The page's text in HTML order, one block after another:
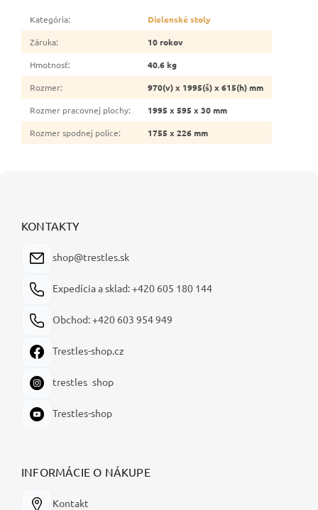
Kategória:
Dielenské stoly
Záruka:
10 rokov
Hmotnosť:
40.6 kg
Rozmer:
970(v) x 1995(š) x 615(h) mm
Rozmer pracovnej plochy:
1995 x 595 x 30 mm
Rozmer spodnej police: 1755 x 226 mm
KONTAKTY
shop@trestles.sk
Expedícia a sklad: +420 605 180 144
Obchod: +420 603 954 949
Trestles-shop.cz
trestles_shop
Trestles-shop
INFORMÁCIE O NÁKUPE
Kontakt